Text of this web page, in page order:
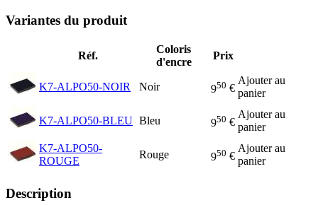
Variantes du produit
Réf.
Coloris
d'encre
Prix
K7-ALPO50-NOIR Noir 950 €
Ajouter au
panier
K7-ALPO50-BLEU Bleu 950 €
Ajouter au
panier
K7-ALPO50-
ROUGE
Rouge 950 €
Ajouter au
panier
Description